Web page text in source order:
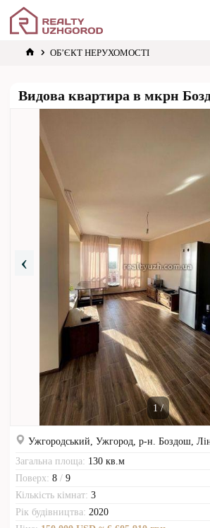
HOME
ОБ’ЄКТ НЕРУХОМОСТІ
Видова квартира в мкрн
1/
Ужгородський,Ужгород,р-н. Боздош,
Загальна площа: 130 кв.м
Поверх: 8 / 9
Кількість кімнат: 3
Рік будівництва: 2020